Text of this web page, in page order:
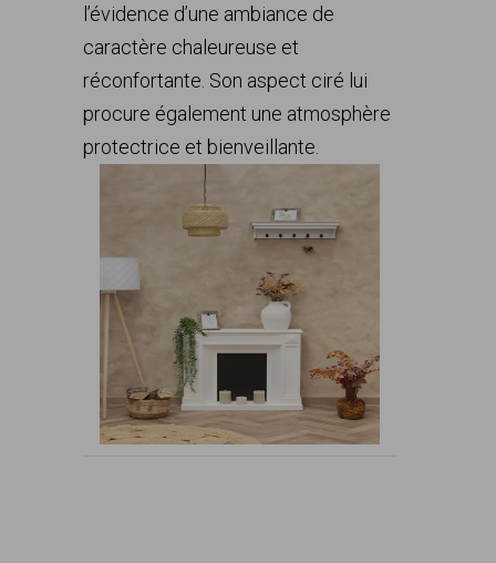
l’évidence d’une ambiance de
caractère chaleureuse et
réconfortante. Son aspect ciré lui
procure également une atmosphère
protectrice et bienveillante.